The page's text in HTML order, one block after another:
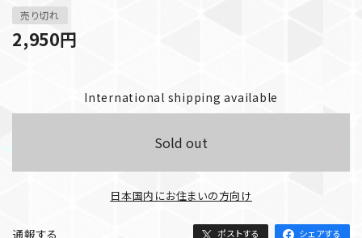
売り切れ
2,950円
International shipping available
Sold out
日本国内にお住まいの方向け
通報する ポストする シェアする